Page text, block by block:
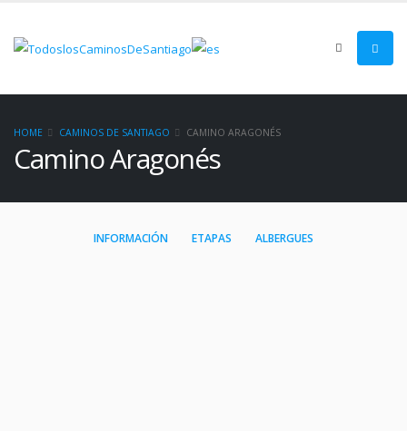
HOME CAMINOS DE SANTIAGO CAMINO ARAGONÉS
Camino Aragonés
INFORMACIÓN ETAPAS ALBERGUES